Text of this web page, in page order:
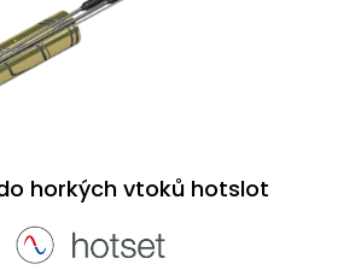
horkých vtoků hotslot